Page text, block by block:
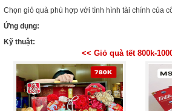
Chọn giỏ quà phù hợp với tình hình tài chính của
Ứng dụng:
Kỹ thuật:
<< Giỏ quà tết 800k-